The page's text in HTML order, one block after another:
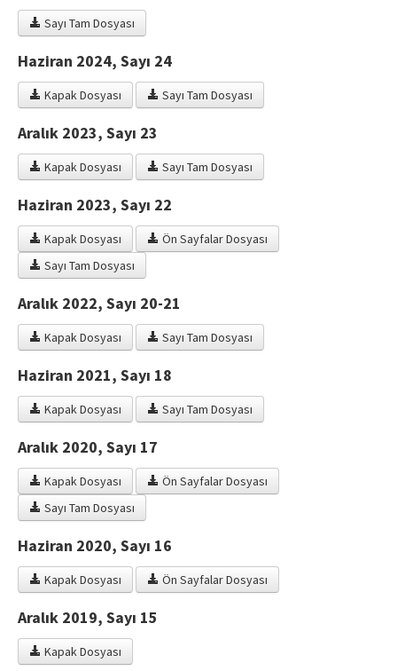
Sayı Tam Dosyası
Haziran 2024, Sayı 24
Kapak Dosyası Sayı Tam Dosyası
Aralık 2023, Sayı 23
Kapak Dosyası Sayı Tam Dosyası
Haziran 2023, Sayı 22
Kapak Dosyası
Ön Sayfalar Dosyası
Sayı Tam Dosyası
Aralık 2022, Sayı 20-21
Kapak Dosyası Sayı Tam Dosyası
Haziran 2021, Sayı 18
Kapak Dosyası Sayı Tam Dosyası
Aralık 2020, Sayı 17
Kapak Dosyası
Ön Sayfalar Dosyası
Sayı Tam Dosyası
Haziran 2020, Sayı 16
Kapak Dosyası Ön Sayfalar Dosyası
Aralık 2019, Sayı 15
Kapak Dosyası